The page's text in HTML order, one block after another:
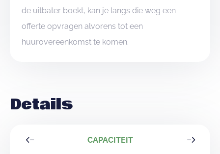
de uitbater boekt, kan je langs die weg een
offerte opvragen alvorens tot een
huurovereenkomst te komen.
Details
CAPACITEIT